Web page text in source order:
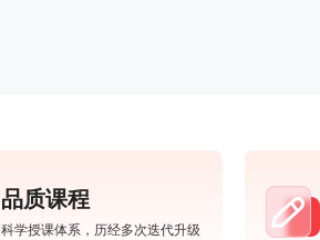
品质课程
科学授课体系，历经多次迭代升级